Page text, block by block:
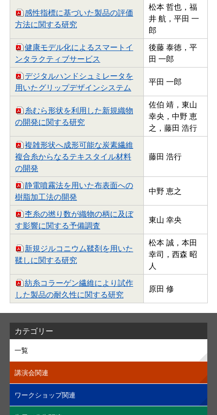
感性指標に基づいた製品の評価
方法に関する研究
松本 哲也，福
井 航，平田 一
郎
健康モデル化によるスマートイ
ンタラクティブサービス
後藤 泰徳，平
田 一郎
デジタルハンドシュミレータを
用いたグリップデザインシステム
平田 一郎
糸むら形状を利用した新規織物
の開発に関する研究
佐伯 靖，東山
幸央，中野 恵
之，藤田 浩行
複雑形状へ成形可能な炭素繊維
複合糸からなるテキスタイル材料
の開発
藤田 浩行
静電噴霧法を用いた布表面への
樹脂加工法の開発
中野 恵之
杢糸の撚り数が織物の柄に及ぼ
す影響に関する予備調査
東山 幸央
新規ジルコニウム鞣剤を用いた
鞣しに関する研究
松本 誠，本田
幸司，西森 昭
人
紡糸コラーゲン繊維により試作
した製品の耐久性に関する研究
原田 修
カテゴリー
一覧
講演会関連
ワークショップ関連